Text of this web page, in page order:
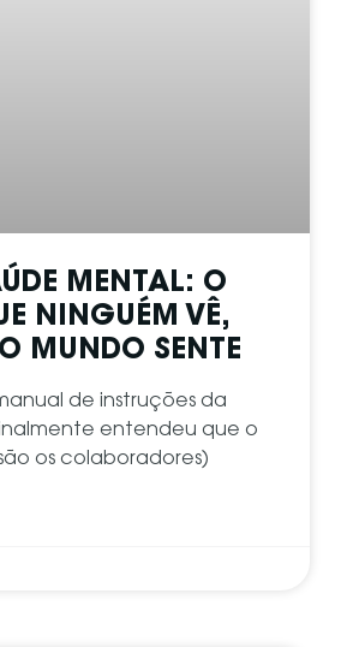
MENTAL: O
NINGUÉM VÊ,
MUNDO SENTE
de instruções da
entendeu que o
os colaboradores)